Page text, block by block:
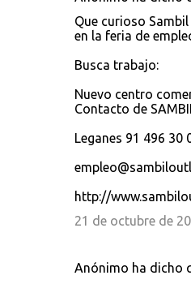
Que curioso
en la feria de
Busca trabajo:
Nuevo centro
Contacto de
Leganes 91 496 30
http://
21 de octubre de
Anónimo ha dicho